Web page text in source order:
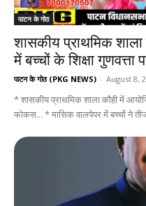
पाटन के गोठ
शासकीय प्राथमिक
में बच्चों के शिक्षा
पाटन के गोठ (PKG NEWS) - August 8,
* शासकीय प्राथमिक शाला कौही में
फोकस... * मासिक वालपेपर में बच्चों ने तीज